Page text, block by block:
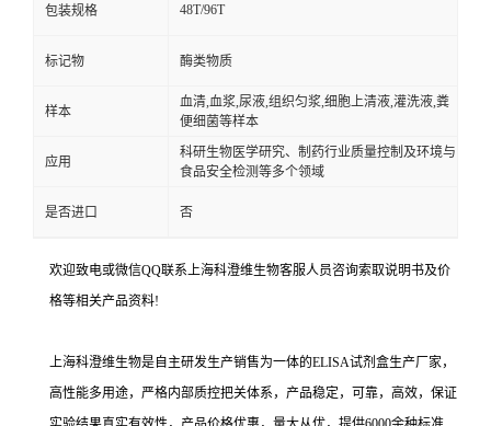
包装规格 48T/96T
标记物 酶类物质
样本
血清,血浆,尿液,组织匀浆,细胞上清液,灌洗液,粪
便细菌等样本
应用
科研生物医学研究、制药行业质量控制及环境与
食品安全检测等多个领域
是否进口 否
欢迎致电或微信QQ联系上海科澄维生物客服人员咨询索取说明书及价
格等相关产品资料!
上海科澄维生物是自主研发生产销售为一体的ELISA试剂盒生产厂家，
高性能多用途，严格内部质控把关体系，产品稳定，可靠，高效，保证